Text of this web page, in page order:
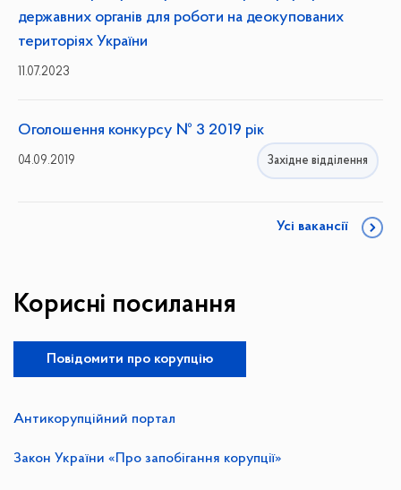
т
о
о
е
ь
державних органів для роботи на деокупованих
територіях України
11.07.2023
Оголошення конкурсу № 3 2019 рік
04.09.2019 Західне відділення
Усі вакансії
Корисні посилання
Повідомити про корупцію
Антикорупційний портал
Закон України «Про запобігання корупції»